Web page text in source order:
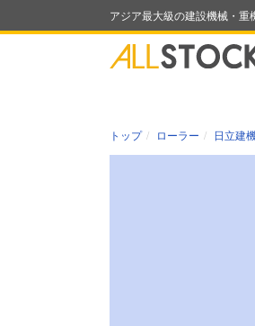
アジア最大級の建設機械・重
トップ ローラー 日立建